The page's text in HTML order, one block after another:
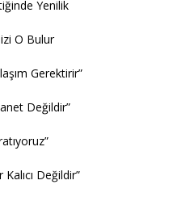
Yenilik
O Bulur
Gerektirir”
Değildir”
Değildir”